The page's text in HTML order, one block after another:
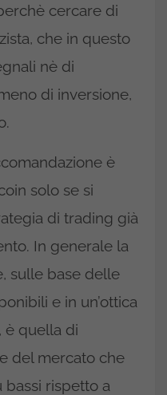
cercare di
che in questo
nè di
di inversione,
è
solo se si
di trading già
In generale la
sulle base delle
e in un’ottica
è quella di
del mercato che
rispetto a